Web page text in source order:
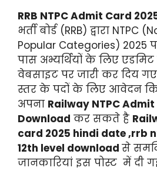
RRB NTPC Admit Card
भर्ती बोर्ड (RRB) द्वारा NTPC
Popular Categories) 2025
पास अभ्यर्थियों के लिए
वेबसाइट पर जारी कर दिय
स्तर के पदों के लिए आवेदन
अपना Railway NTPC
Download कर सकते है
card 2025 hindi date ,rrb
12th level download से
जानकारियां इस पोस्ट में दी